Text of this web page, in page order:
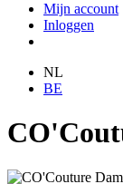
Mijn account
Inloggen
NL
BE